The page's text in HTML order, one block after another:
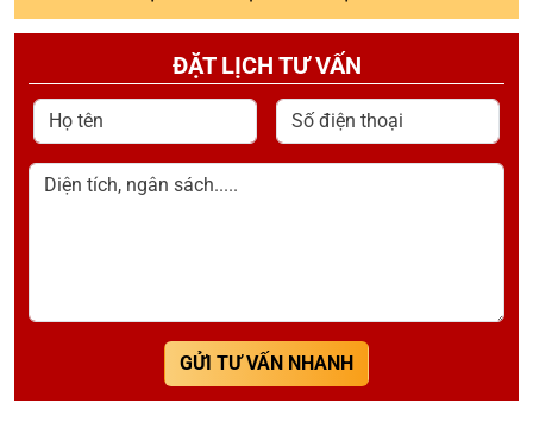
ĐẶT LỊCH TƯ VẤN
Họ tên Số điện thoại
Diện tích, ngân sách.....
GỬI TƯ VẤN NHANH